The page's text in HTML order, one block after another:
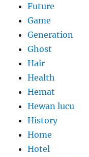
Future
Game
Generation
Ghost
Hair
Health
Hemat
Hewan lucu
History
Home
Hotel